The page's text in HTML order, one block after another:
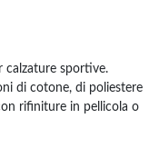
calzature sportive.
di cotone, di poliestere
rifiniture in pellicola o